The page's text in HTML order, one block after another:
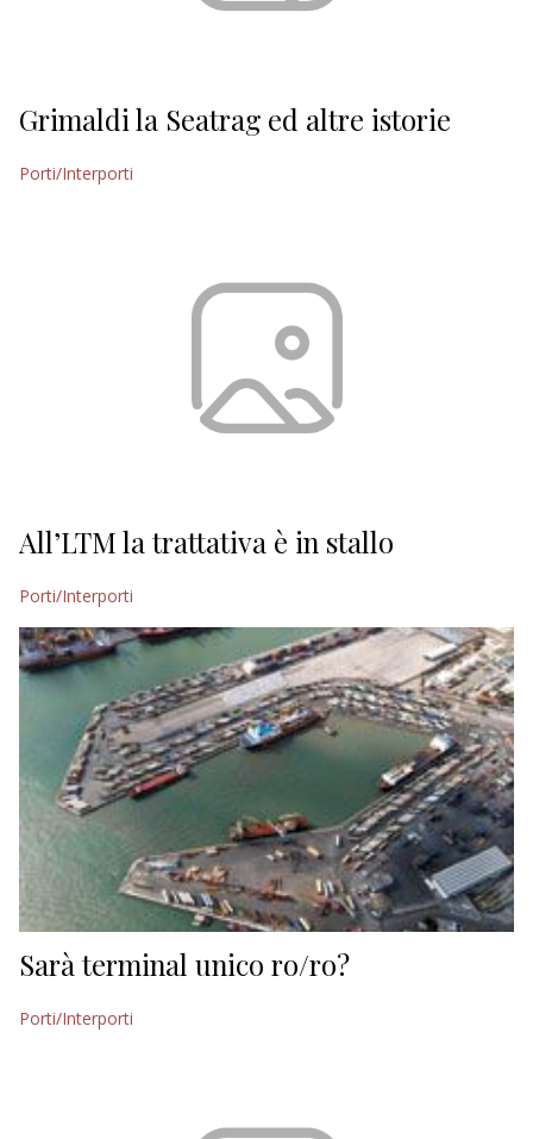
Grimaldi la Seatrag ed altre istorie
Porti/Interporti
All’LTM la trattativa è in stallo
Porti/Interporti
Sarà terminal unico ro/ro?
Porti/Interporti